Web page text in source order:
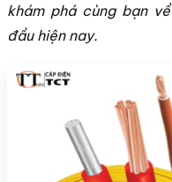
khám phá cùng bạn
đầu hiện nay.